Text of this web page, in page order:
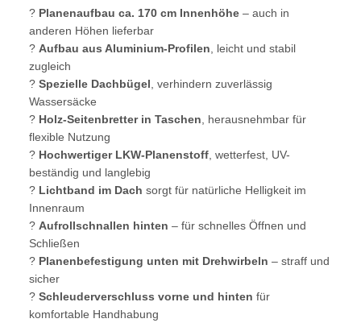
? Planenaufbau ca. 170 cm Innenhöhe – auch in
anderen Höhen lieferbar
? Aufbau aus Aluminium-Profilen , leicht und stabil
zugleich
? Spezielle Dachbügel , verhindern zuverlässig
Wassersäcke
? Holz-Seitenbretter in Taschen , herausnehmbar für
flexible Nutzung
? Hochwertiger LKW-Planenstoff , wetterfest, UV-
beständig und langlebig
? Lichtband im Dach sorgt für natürliche Helligkeit im
Innenraum
? Aufrollschnallen hinten – für schnelles Öffnen und
Schließen
? Planenbefestigung unten mit Drehwirbeln – straff und
sicher
? Schleuderverschluss vorne und hinten für
komfortable Handhabung